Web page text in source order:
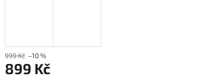
999 Kč –10 %
899 Kč